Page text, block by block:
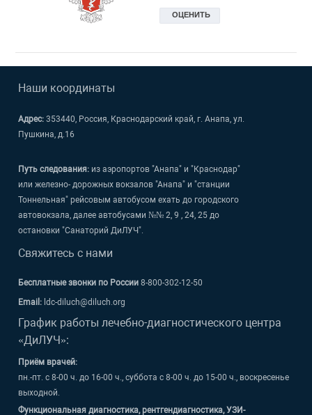
Наши координаты
Адрес:353440, Россия, Краснодарский край, г. Анапа, ул.
Пушкина, д.16
Путь следования: из аэропортов "Анапа" и "Краснодар"
или железно- дорожных вокзалов "Анапа" и "станции
Тоннельная" рейсовым автобусом ехать до городского
автовокзала, далее автобусами №№ 2, 9 , 24, 25 до
остановки "Санаторий ДиЛУЧ".
Свяжитесь с нами
Бесплатные звонки по России8-800-302-12-50
Email: ldc-diluch@diluch.org
График работы лечебно-диагностического центра
«ДиЛУЧ»:
Приём врачей:
пн.-пт. с 8-00 ч. до 16-00 ч., суббота с 8-00 ч. до 15-00 ч., воскресенье
выходной.
Функциональная диагностика, рентгендиагностика, УЗИ-